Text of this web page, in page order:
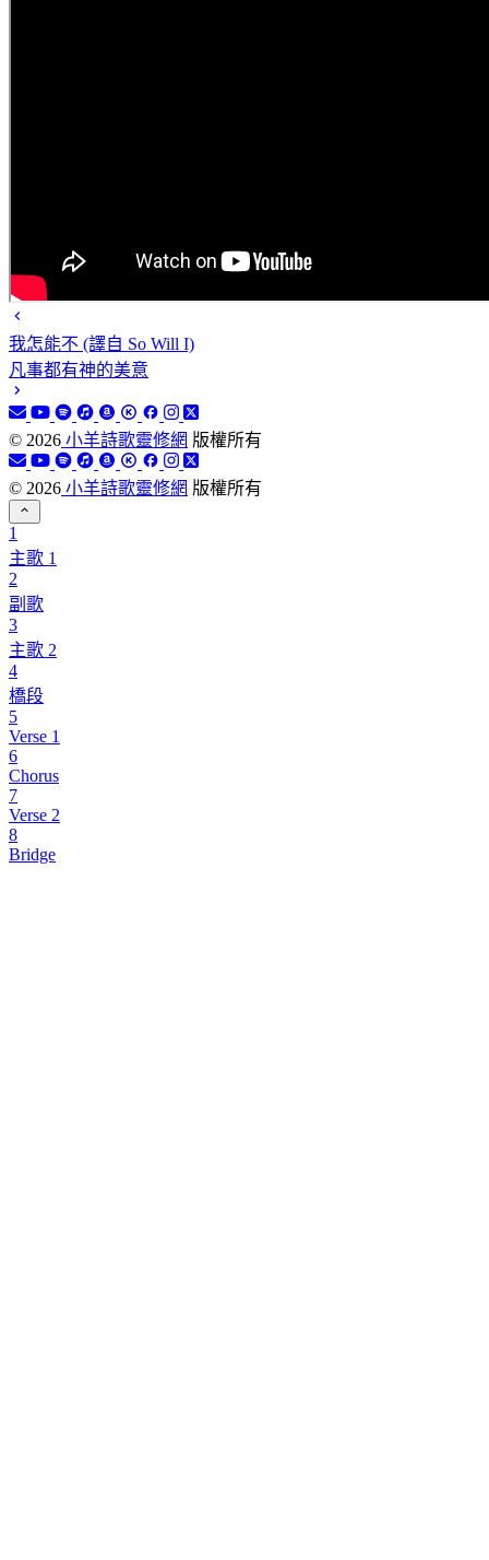
我怎能不 (譯自 So Will I)
凡事都有神的美意
© 2026 小羊詩歌靈修網 版權所有
© 2026 小羊詩歌靈修網 版權所有
1
主歌 1
2
副歌
3
主歌 2
4
橋段
5
Verse 1
6
Chorus
7
Verse 2
8
Bridge